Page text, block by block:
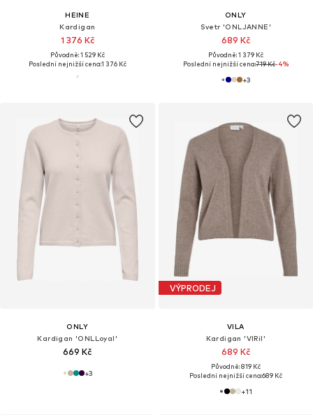
HEINE
Kardigan
1 376 Kč
Původně: 1 529 Kč
Poslední nejnižší cena:1 376 Kč
ONLY
Svetr 'ONLJANNE'
689 Kč
Původně: 1 379 Kč
Poslední nejnižší cena:719 Kč-4%
+3
ONLY
Kardigan 'ONLLoyal'
669 Kč
+3
VÝPRODEJ
VILA
Kardigan 'VIRil'
689 Kč
Původně: 819 Kč
Poslední nejnižší cena:689 Kč
+11